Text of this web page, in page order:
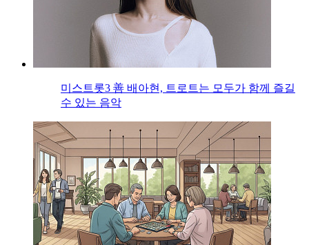
미스트롯3 善 배아현, 트로트는 모두가 함께 즐길
수 있는 음악